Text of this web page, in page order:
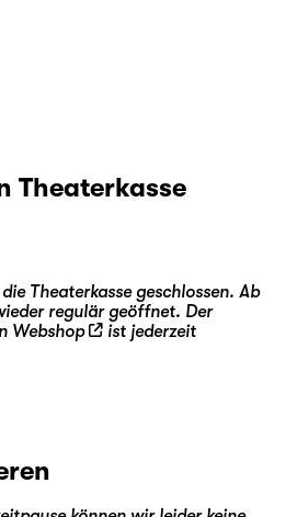
Theaterkasse
Theaterkasse geschlossen. Ab
regulär geöffnet. Der
Webshop
ist jederzeit